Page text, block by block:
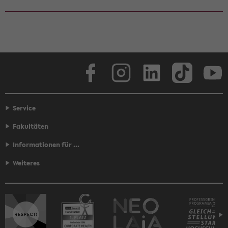
Face­book
Service
Fakultäten
Informationen für ...
Weiteres